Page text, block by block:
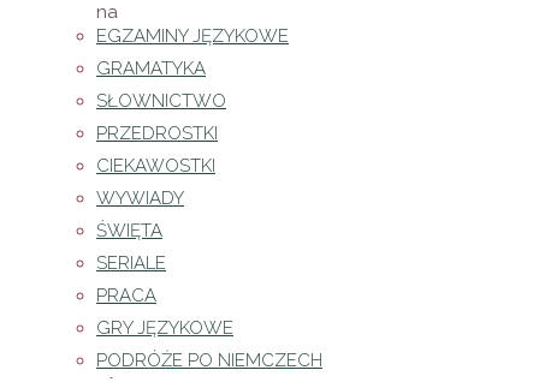
EGZAMINY JĘZYKOWE
GRAMATYKA
SŁOWNICTWO
PRZEDROSTKI
CIEKAWOSTKI
WYWIADY
ŚWIĘTA
SERIALE
PRACA
GRY JĘZYKOWE
PODRÓŻE PO NIEMCZECH
na
basen?
Umowny
wiek to 3
miesiące.
Jest to
moment,
kiedy
kończy
się tzw.
czwarty
trymestr i